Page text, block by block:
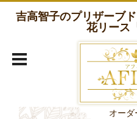
吉高智子のプリザーブ
花リース
オーダ